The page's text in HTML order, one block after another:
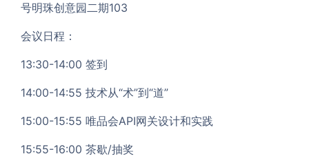
号明珠创意园二期103
会议日程：
13:30-14:00 签到
14:00-14:55 技术从“术”到“道”
15:00-15:55 唯品会API网关设计和实践
15:55-16:00 茶歇/抽奖